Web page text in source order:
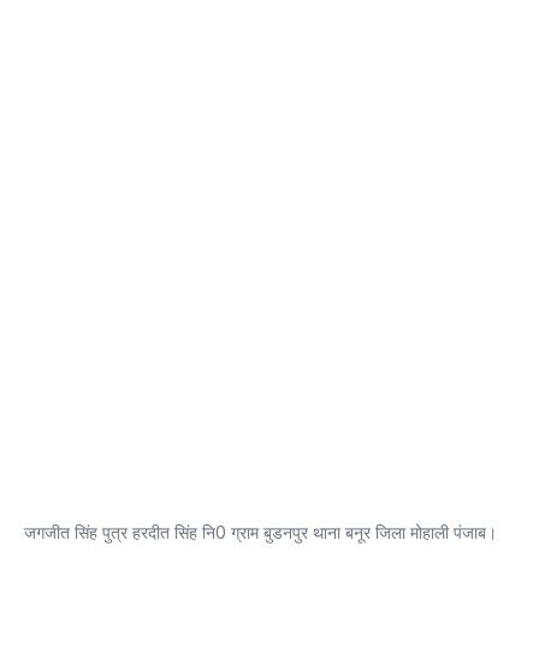
जगजीत सिंह पुत्र हरदीत सिंह नि0 ग्राम बुडनपुर थाना बनूर जिला मोहाली पंजाब।